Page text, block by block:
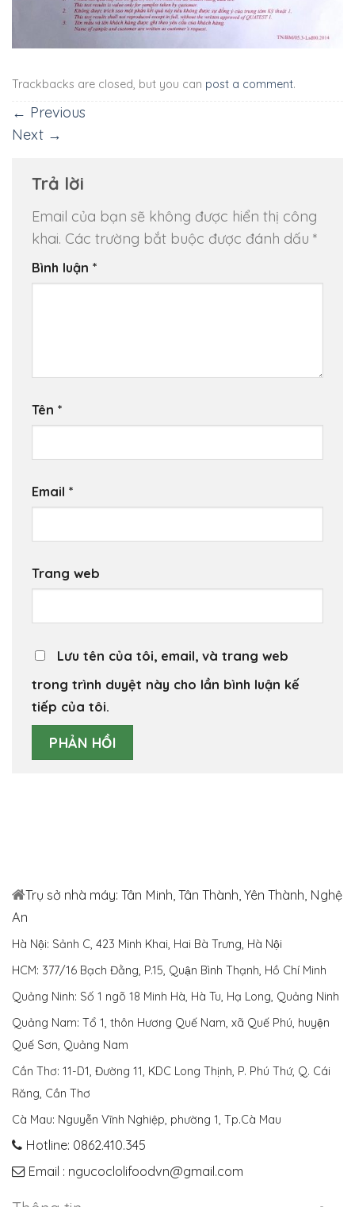
Trackbacks are closed, but you can post a comment.
← Previous
Next →
Trả lời
Email của bạn sẽ không được hiển thị công
khai. Các trường bắt buộc được đánh dấu *
Bình luận *
Tên *
Email *
Trang web
Lưu tên của tôi, email, và trang web
trong trình duyệt này cho lần bình luận kế
tiếp của tôi.
Trụ sở nhà máy: Tân Minh, Tân Thành, Yên Thành, Nghệ
An
Hà Nội: Sảnh C, 423 Minh Khai, Hai Bà Trưng, Hà Nội
HCM: 377/16 Bạch Đằng, P.15, Quận Bình Thạnh, Hồ Chí Minh
Quảng Ninh: Số 1 ngõ 18 Minh Hà, Hà Tu, Hạ Long, Quảng Ninh
Quảng Nam: Tổ 1, thôn Hương Quế Nam, xã Quế Phú, huyện
Quế Sơn, Quảng Nam
Cần Thơ: 11-D1, Đường 11, KDC Long Thịnh, P. Phú Thứ, Q. Cái
Răng, Cần Thơ
Cà Mau: Nguyễn Vĩnh Nghiệp, phường 1, Tp.Cà Mau
Hotline: 0862.410.345
Email : ngucoclolifoodvn@gmail.com